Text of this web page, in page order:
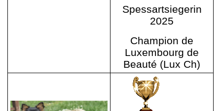
Spessartsiegerin
2025
Champion de
Luxembourg de
Beauté (Lux Ch)